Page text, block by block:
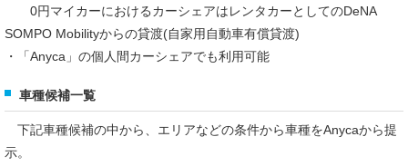
0円マイカーにおけるカーシェアはレンタカーとしてのDeNA
SOMPO Mobilityからの貸渡(自家用自動車有償貸渡)
・「Anyca」の個人間カーシェアでも利用可能
車種候補一覧
下記車種候補の中から、エリアなどの条件から車種をAnycaから提
示。